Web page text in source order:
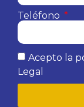
Teléfono
Acepto la
Legal